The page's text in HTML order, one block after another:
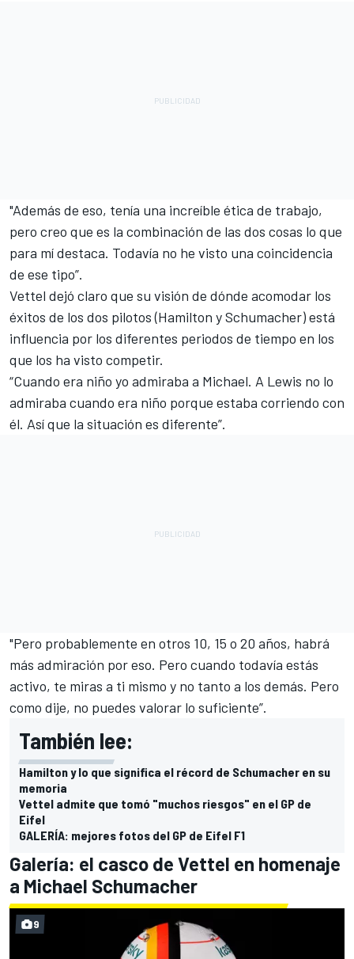
"Además de eso, tenía una increíble ética de trabajo,
pero creo que es la combinación de las dos cosas lo que
para mí destaca. Todavía no he visto una coincidencia
de ese tipo”.
Vettel dejó claro que su visión de dónde acomodar los
éxitos de los dos pilotos (Hamilton y Schumacher) está
influencia por los diferentes periodos de tiempo en los
que los ha visto competir.
“Cuando era niño yo admiraba a Michael. A Lewis no lo
admiraba cuando era niño porque estaba corriendo con
él. Así que la situación es diferente”.
"Pero probablemente en otros 10, 15 o 20 años, habrá
más admiración por eso. Pero cuando todavía estás
activo, te miras a ti mismo y no tanto a los demás. Pero
como dije, no puedes valorar lo suficiente”.
También lee:
Hamilton y lo que significa el récord de Schumacher en su
memoria
Vettel admite que tomó "muchos riesgos" en el GP de
Eifel
GALERÍA: mejores fotos del GP de Eifel F1
Galería: el casco de Vettel en homenaje
a Michael Schumacher
9